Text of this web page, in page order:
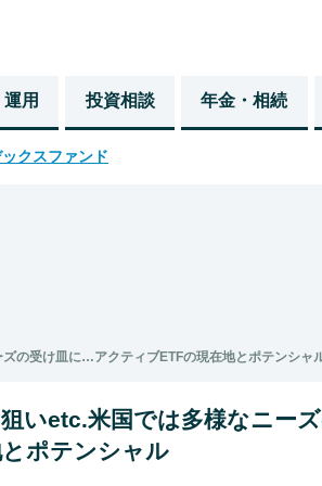
用 投資相談 年金・相続
クスファンド
の受け皿に…アクティブETFの現在地とポテンシャ
いetc.米国では多様なニー
ポテンシャル